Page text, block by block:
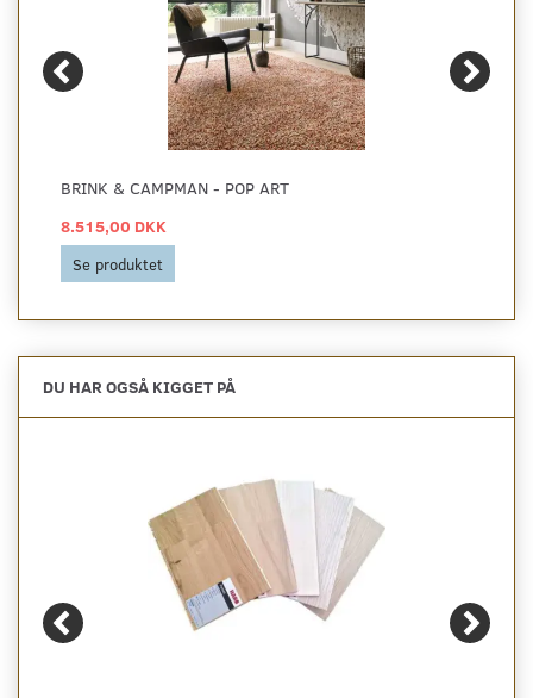
BRINK & CAMPMAN - POP ART
8.515,00 DKK
Se produktet
DU HAR OGSÅ KIGGET PÅ